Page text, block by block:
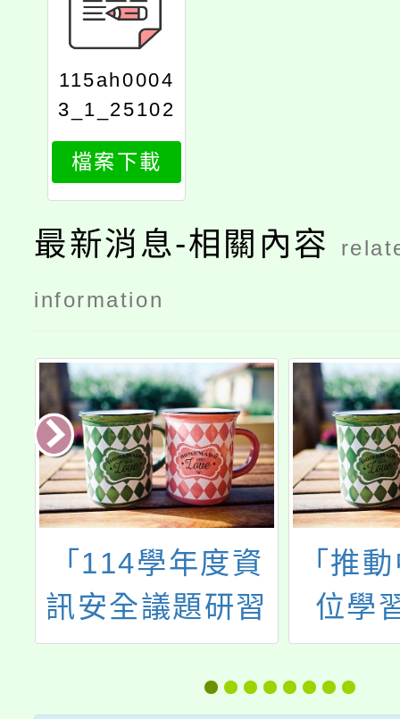
115ah0004
3_1_25102
140607
檔案下載
最新消息-相關內容
information
「推動中小學數
位學習精進方
案」教師增能研
習(8月場)
元宇
專題
法討